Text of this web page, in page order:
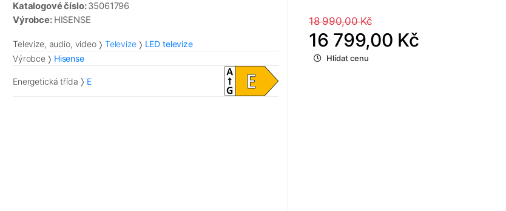
Katalogové číslo:35061796
Výrobce: HISENSE
Televize, audio, video Televize
LED televize
Výrobce
Hisense
Energetická třída E
18 990,00 Kč
16 799,00 Kč
Hlídat cenu